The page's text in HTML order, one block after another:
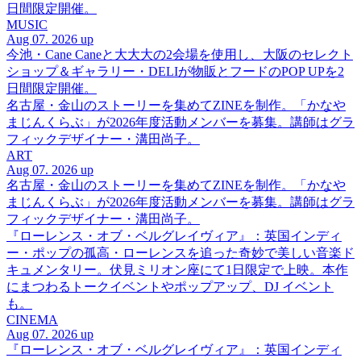
日間限定開催。
MUSIC
Aug 07. 2026 up
今池・Cane Caneと大大大の2会場を使用し、大阪のセレクト
ショップ＆ギャラリー・DELIが物販とフードのPOP UPを2
日間限定開催。
名古屋・金山のストーリーを集めてZINEを制作。「かなや
まじんくらぶ」が2026年度活動メンバーを募集。講師はグラ
フィックデザイナー・溝田尚子。
ART
Aug 07. 2026 up
名古屋・金山のストーリーを集めてZINEを制作。「かなや
まじんくらぶ」が2026年度活動メンバーを募集。講師はグラ
フィックデザイナー・溝田尚子。
『ローレンス・オブ・ベルグレイヴィア』：英国インディ
ー・ポップの孤高・ローレンスを追った奇妙で美しい音楽ド
キュメンタリー。伏見ミリオン座にて1日限定で上映。本作
にまつわるトークイベントやポップアップ、DJ イベント
も。
CINEMA
Aug 07. 2026 up
『ローレンス・オブ・ベルグレイヴィア』：英国インディ